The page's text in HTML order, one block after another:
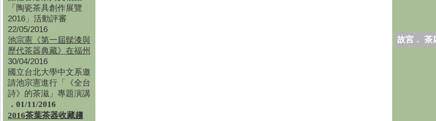
「陶瓷茶具創作展覽
2016」活動評審
22/05/2016
池宗憲《第一屆髹漆與
歷代茶器典藏》在福州
30/04/2016
國立台北大學中文系邀
請池宗憲進行「《全台
詩》的茶滋」專題演講
．01/11/2016
2016茶葉茶器收藏趨
故宮． 茶